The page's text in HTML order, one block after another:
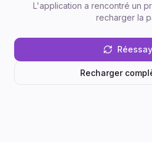
L'application a rencontré un
recharger la
Recharger